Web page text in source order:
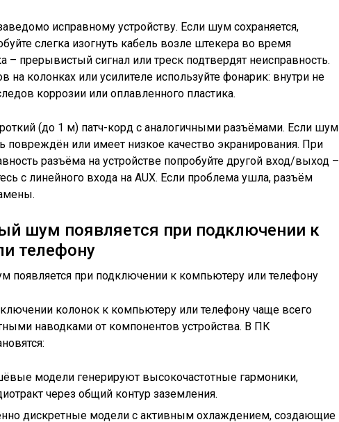
исправному устройству. Если шум сохраняется,
слегка изогнуть кабель возле штекера во время
– прерывистый сигнал или треск подтвердят неисправность.
на колонках или усилителе используйте фонарик: внутри не
коррозии или оплавленного пластика.
(до 1 м) патч-корд с аналогичными разъёмами. Если шум
повреждён или имеет низкое качество экранирования. При
разъёма на устройстве попробуйте другой вход/выход –
с линейного входа на AUX. Если проблема ушла, разъём
шум появляется при подключении к
телефону
колонок к компьютеру или телефону чаще всего
наводками от компонентов устройства. В ПК
модели генерируют высокочастотные гармоники,
через общий контур заземления.
дискретные модели с активным охлаждением, создающие